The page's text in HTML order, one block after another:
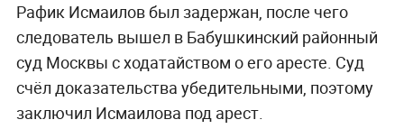
Рафик Исмаилов был задержан, после чего
следователь вышел в Бабушкинский районный
суд Москвы с ходатайством о его аресте. Суд
счёл доказательства убедительными, поэтому
заключил Исмаилова под арест.